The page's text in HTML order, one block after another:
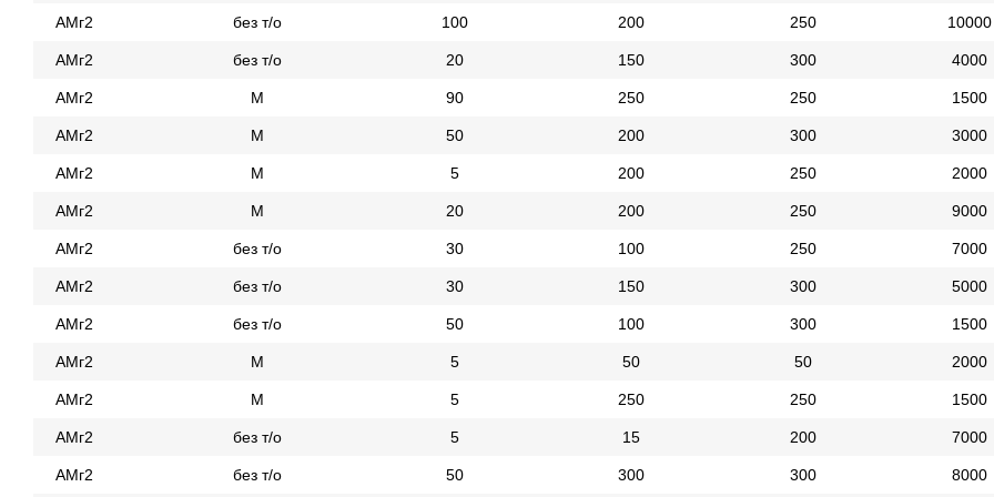
АМг2 без т/о 100 200 250 10000
АМг2 без т/о 20 150 300 4000
АМг2 М 90 250 250 1500
АМг2 М 50 200 300 3000
АМг2 М 5 200 250 2000
АМг2 М 20 200 250 9000
АМг2 без т/о 30 100 250 7000
АМг2 без т/о 30 150 300 5000
АМг2 без т/о 50 100 300 1500
АМг2 М 5 50 50 2000
АМг2 М 5 250 250 1500
АМг2 без т/о 5 15 200 7000
АМг2 без т/о 50 300 300 8000